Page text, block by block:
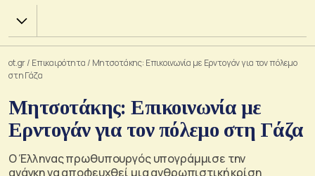
Χ.Α.
ot.gr/ Επικαιρότητα / Μητσοτάκης: Επικοινωνία με Ερντογάν για τον πόλεμο
στη Γάζα
Μητσοτάκης: Επικοινωνία με
Ερντογάν για τον πόλεμο στη Γάζα
Ο Έλληνας πρωθυπουργός υπογράμμισε την
ανάγκη να αποφευχθεί μια ανθρωπιστική κρίση